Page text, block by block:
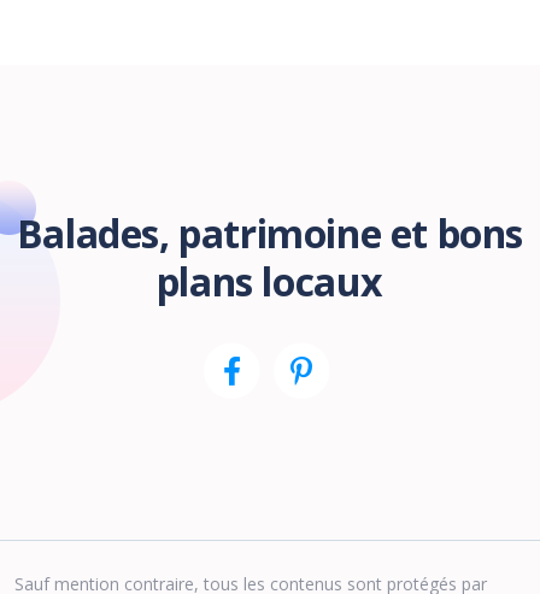
Balades, patrimoine et bons
plans locaux
Sauf mention contraire, tous les contenus sont protégés par